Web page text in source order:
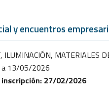
y encuentros
MATERIALES
13/05/2026
27/02/2026